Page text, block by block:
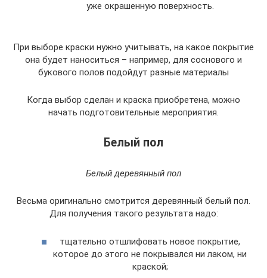
уже окрашенную поверхность.
При выборе краски нужно учитывать, на какое покрытие
она будет наноситься – например, для соснового и
букового полов подойдут разные материалы
Когда выбор сделан и краска приобретена, можно
начать подготовительные мероприятия.
Белый пол
Белый деревянный пол
Весьма оригинально смотрится деревянный белый пол.
Для получения такого результата надо:
тщательно отшлифовать новое покрытие,
которое до этого не покрывался ни лаком, ни
краской;